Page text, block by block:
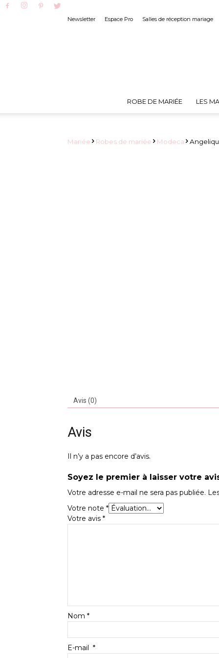
Newsletter Espace Pro Salles de réception mariage
ROBE DE MARIÉE LES
Mariée Robes de mariée Modeca
Avis (0)
Avis
Il n’y a pas encore d’avis.
Soyez le premier à laisser votre
Votre adresse e-mail ne sera pas publiée.
Votre note *
Votre avis *
Nom *
E-mail *